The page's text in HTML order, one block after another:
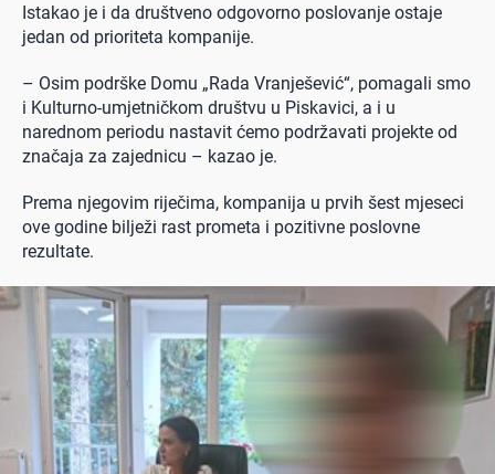
Istakao je i da društveno odgovorno poslovanje ostaje
jedan od prioriteta kompanije.
– Osim podrške Domu „Rada Vranješević“, pomagali smo
i Kulturno-umjetničkom društvu u Piskavici, a i u
narednom periodu nastavit ćemo podržavati projekte od
značaja za zajednicu – kazao je.
Prema njegovim riječima, kompanija u prvih šest mjeseci
ove godine bilježi rast prometa i pozitivne poslovne
rezultate.